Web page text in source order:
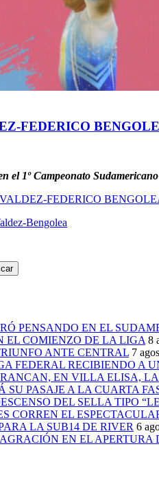
FEDERICO
el 1º Campeonato
FEDERICO
Bengolea
PENSANDO EN EL
EL COMIENZO DE LA LIGA 8
ANTE CENTRAL 7
FEDERAL RECIBIENDO A
EN VILLA ELISA,
SU PASAJE A LA CUARTA
DEL SELLA TIPO
CORREN EL
LA SUB14 DE RIVER 6
EN EL APERTURA